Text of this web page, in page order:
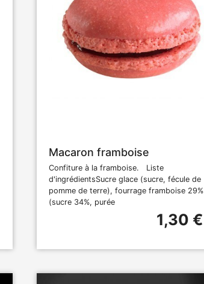
Macaron framboise
Confiture à la framboise. Liste
d'ingrédientsSucre glace (sucre, fécule de
pomme de terre), fourrage framboise 29%
(sucre 34%, purée
1,30 €